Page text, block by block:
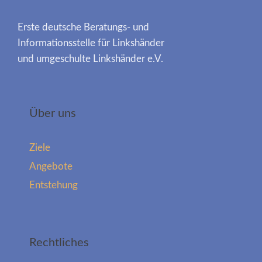
Erste deutsche Beratungs- und
Informationsstelle für Linkshänder
und umgeschulte Linkshänder e.V.
Über uns
Ziele
Angebote
Entstehung
Rechtliches